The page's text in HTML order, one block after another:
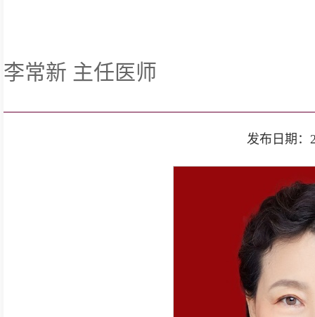
李常新 主任医师
发布日期：